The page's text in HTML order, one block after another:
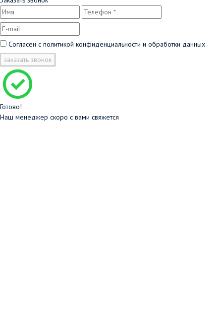
Согласен с политикой конфиденциальности и обработки данных
заказать звонок
Готово!
Наш менеджер скоро с вами свяжется